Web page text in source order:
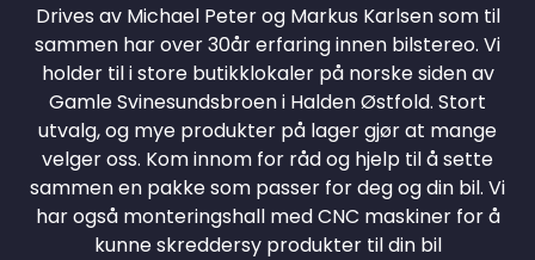
Drives av Michael Peter og Markus Karlsen som til
sammen har over 30år erfaring innen bilstereo. Vi
holder til i store butikklokaler på norske siden av
Gamle Svinesundsbroen i Halden Østfold. Stort
utvalg, og mye produkter på lager gjør at mange
velger oss. Kom innom for råd og hjelp til å sette
sammen en pakke som passer for deg og din bil. Vi
har også monteringshall med CNC maskiner for å
kunne skreddersy produkter til din bil